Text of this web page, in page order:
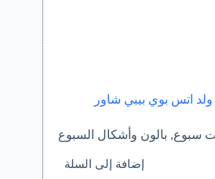
اتس بوي بيبي شاور
سبوع, بالون وأشكال السبوع
إضافة إلى السلة